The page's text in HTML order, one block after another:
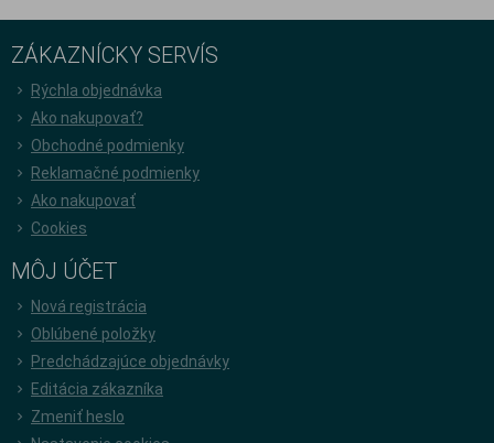
ZÁKAZNÍCKY SERVÍS
Rýchla objednávka
Ako nakupovať?
Obchodné podmienky
Reklamačné podmienky
Ako nakupovať
Cookies
MÔJ ÚČET
Nová registrácia
Oblúbené položky
Predchádzajúce objednávky
Editácia zákazníka
Zmeniť heslo